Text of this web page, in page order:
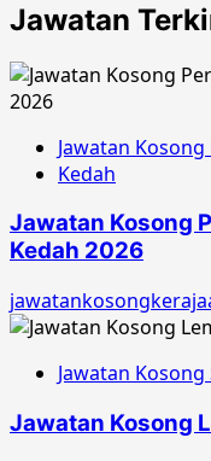
Jawatan
Jawatan
Kedah
Jawatan Kosong
Kedah 2026
Jawatan Kosong
Jawatan Kosong